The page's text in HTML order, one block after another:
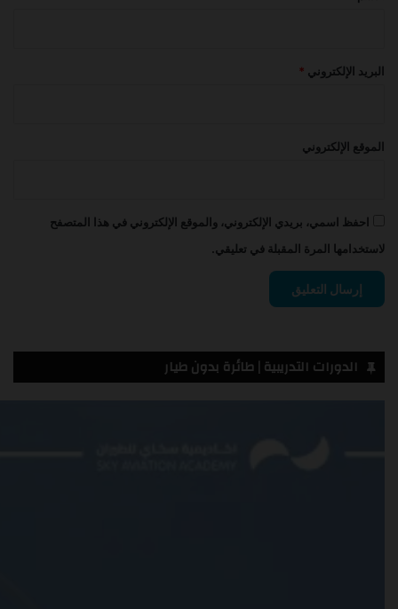
البريد الإلكتروني *
الموقع الإلكتروني
احفظ اسمي، بريدي الإلكتروني، والموقع الإلكتروني في هذا المتصفح
لاستخدامها المرة المقبلة في تعليقي.
الدورات التدريبية | طائرة بدون طيار